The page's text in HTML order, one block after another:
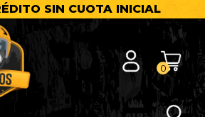
SIN CUOTA INICIAL
0